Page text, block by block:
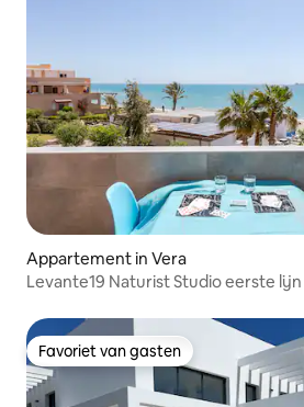
Appartement in Vera
Levante19 Naturist Studio eerste lijn
Favoriet van gasten
Favoriet van gasten